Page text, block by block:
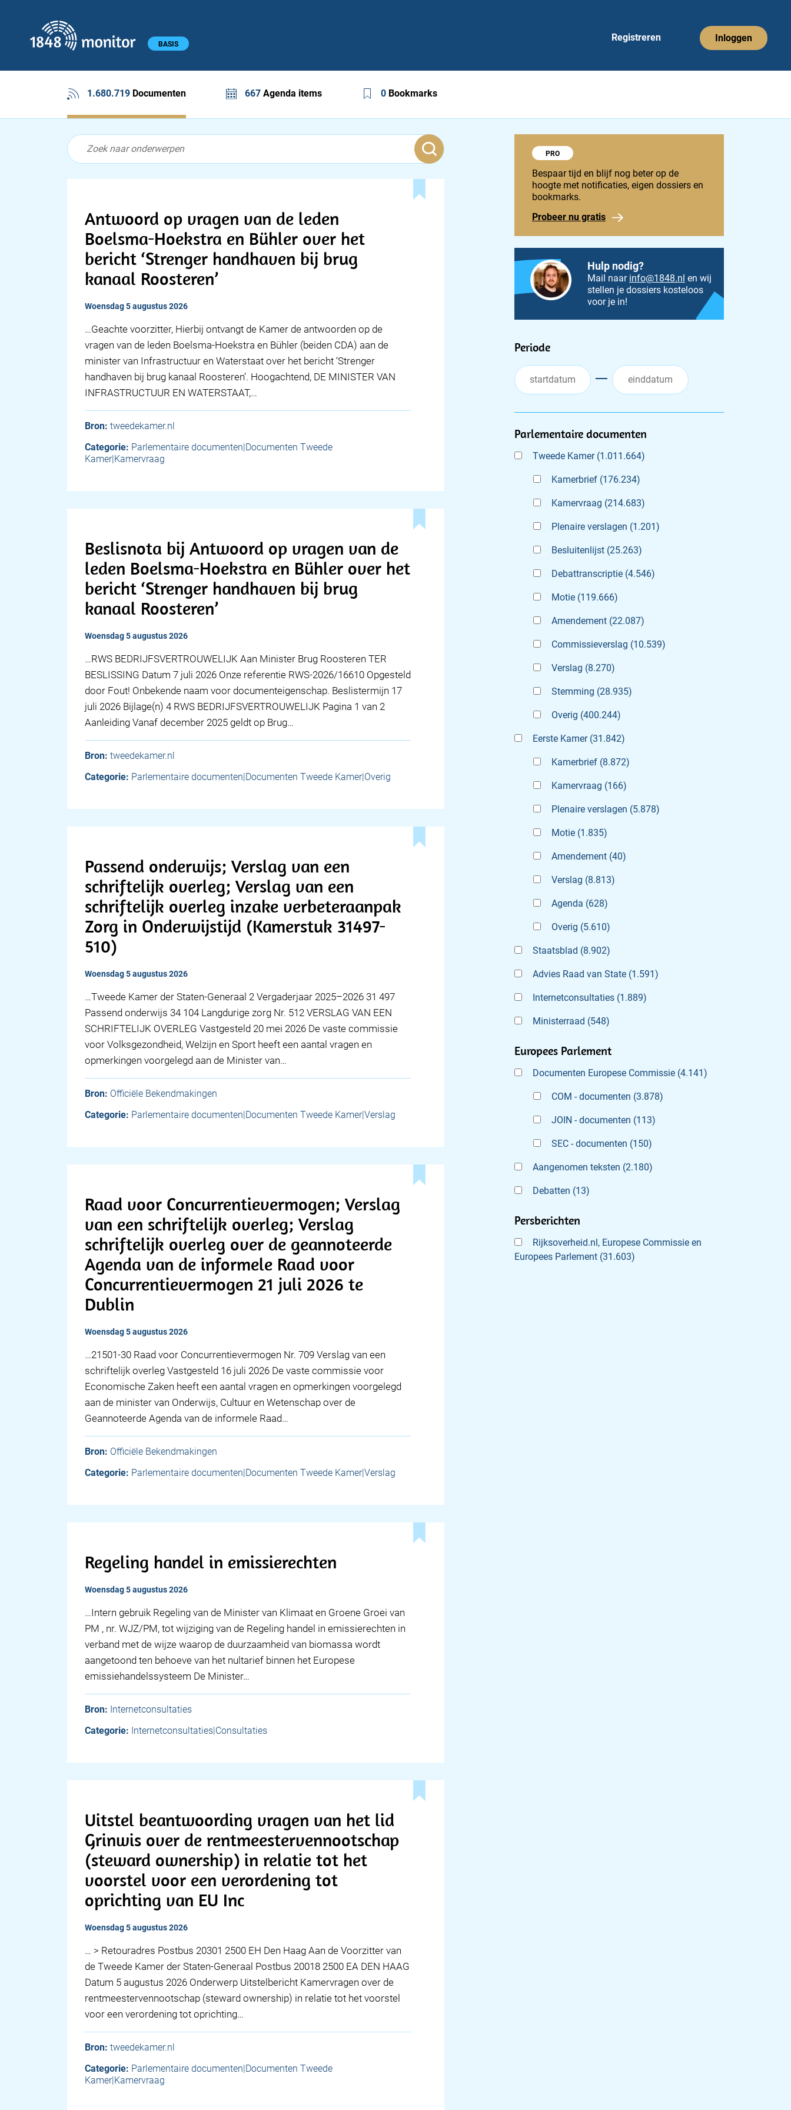
Hoofdmenu BASIS
Registreren Inloggen
1.680.719Documenten 667Agenda items 0 Bookmarks
Documenten feed
Feed
Antwoord op vragen van de leden
Boelsma-Hoekstra en Bühler over het
bericht ‘Strenger handhaven bij brug
kanaal Roosteren’
woensdag 5 augustus 2026
… Geachte voorzitter, Hierbij ontvangt de Kamer de antwoorden op de
vragen van de leden Boelsma-Hoekstra en Bühler (beiden CDA) aan de
minister van Infrastructuur en Waterstaat over het bericht ‘Strenger
handhaven bij brug kanaal Roosteren’. Hoogachtend, DE MINISTER VAN
INFRASTRUCTUUR EN WATERSTAAT,…
Bron: tweedekamer.nl
Categorie: Parlementaire documenten|Documenten Tweede
Kamer|Kamervraag
Beslisnota bij Antwoord op vragen van de
leden Boelsma-Hoekstra en Bühler over het
bericht ‘Strenger handhaven bij brug
kanaal Roosteren’
woensdag 5 augustus 2026
…RWS BEDRIJFSVERTROUWELIJK Aan Minister Brug Roosteren TER
BESLISSING Datum 7 juli 2026 Onze referentie RWS-2026/16610 Opgesteld
door Fout! Onbekende naam voor documenteigenschap. Beslistermijn 17
juli 2026 Bijlage(n) 4 RWS BEDRIJFSVERTROUWELIJK Pagina 1 van 2
Aanleiding Vanaf december 2025 geldt op Brug…
Bron: tweedekamer.nl
Categorie: Parlementaire documenten|Documenten Tweede Kamer|Overig
Passend onderwijs; Verslag van een
schriftelijk overleg; Verslag van een
schriftelijk overleg inzake verbeteraanpak
Zorg in Onderwijstijd (Kamerstuk 31497-
510)
woensdag 5 augustus 2026
…Tweede Kamer der Staten-Generaal 2 Vergaderjaar 2025–2026 31 497
Passend onderwijs 34 104 Langdurige zorg Nr. 512 VERSLAG VAN EEN
SCHRIFTELIJK OVERLEG Vastgesteld 20 mei 2026 De vaste commissie
voor Volksgezondheid, Welzijn en Sport heeft een aantal vragen en
opmerkingen voorgelegd aan de Minister van…
Bron: Officiële Bekendmakingen
Categorie: Parlementaire documenten|Documenten Tweede Kamer|Verslag
Raad voor Concurrentievermogen; Verslag
van een schriftelijk overleg; Verslag
schriftelijk overleg over de geannoteerde
Agenda van de informele Raad voor
Concurrentievermogen 21 juli 2026 te
Dublin
woensdag 5 augustus 2026
…21501-30 Raad voor Concurrentievermogen Nr. 709 Verslag van een
schriftelijk overleg Vastgesteld 16 juli 2026 De vaste commissie voor
Economische Zaken heeft een aantal vragen en opmerkingen voorgelegd
aan de minister van Onderwijs, Cultuur en Wetenschap over de
Geannoteerde Agenda van de informele Raad…
Bron: Officiële Bekendmakingen
Categorie: Parlementaire documenten|Documenten Tweede Kamer|Verslag
Regeling handel in emissierechten
woensdag 5 augustus 2026
…Intern gebruik Regeling van de Minister van Klimaat en Groene Groei van
PM , nr. WJZ/PM, tot wijziging van de Regeling handel in emissierechten in
verband met de wijze waarop de duurzaamheid van biomassa wordt
aangetoond ten behoeve van het nultarief binnen het Europese
emissiehandelssysteem De Minister…
Bron: Internetconsultaties
Categorie: Internetconsultaties|Consultaties
Uitstel beantwoording vragen van het lid
Grinwis over de rentmeestervennootschap
(steward ownership) in relatie tot het
voorstel voor een verordening tot
oprichting van EU Inc
woensdag 5 augustus 2026
… > Retouradres Postbus 20301 2500 EH Den Haag Aan de Voorzitter van
de Tweede Kamer der Staten-Generaal Postbus 20018 2500 EA DEN HAAG
Datum 5 augustus 2026 Onderwerp Uitstelbericht Kamervragen over de
rentmeestervennootschap (steward ownership) in relatie tot het voorstel
voor een verordening tot oprichting…
Bron: tweedekamer.nl
Categorie: Parlementaire documenten|Documenten Tweede
Kamer|Kamervraag
Probeer 1848 Pro
PRO
Bespaar tijd en blijf nog beter op de
hoogte met notificaties, eigen dossiers en
bookmarks.
Probeer nu gratis
Hulp nodig?
Mail naar info@1848.nl en wij
stellen je dossiers kosteloos
voor je in!
Filters
Periode
Parlementaire documenten
Tweede Kamer (1.011.664)
Kamerbrief (176.234)
Kamervraag (214.683)
Plenaire verslagen (1.201)
Besluitenlijst (25.263)
Debattranscriptie (4.546)
Motie (119.666)
Amendement (22.087)
Commissieverslag (10.539)
Verslag (8.270)
Stemming (28.935)
Overig (400.244)
Eerste Kamer (31.842)
Kamerbrief (8.872)
Kamervraag (166)
Plenaire verslagen (5.878)
Motie (1.835)
Amendement (40)
Verslag (8.813)
Agenda (628)
Overig (5.610)
Staatsblad (8.902)
Advies Raad van State (1.591)
Internetconsultaties (1.889)
Ministerraad (548)
Europees Parlement
Documenten Europese Commissie (4.141)
COM - documenten (3.878)
JOIN - documenten (113)
SEC - documenten (150)
Aangenomen teksten (2.180)
Debatten (13)
Persberichten
Rijksoverheid.nl, Europese Commissie en
Europees Parlement (31.603)